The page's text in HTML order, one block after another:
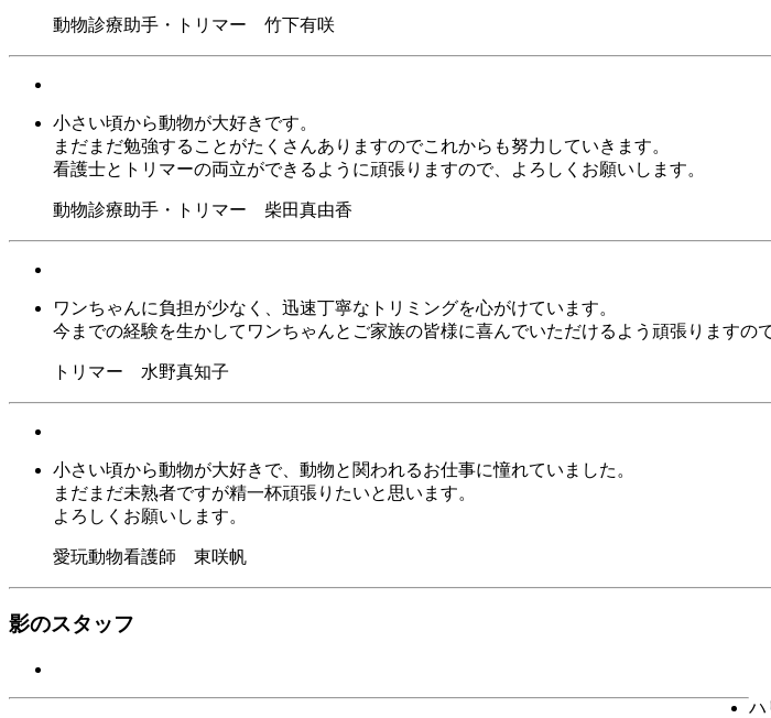
動物診療助手・トリマー 竹下有咲
小さい頃から動物が大好きです。
まだまだ勉強することがたくさんありますのでこれからも努力していきます。
看護士とトリマーの両立ができるように頑張りますので、よろしくお願いします。
動物診療助手・トリマー 柴田真由香
ワンちゃんに負担が少なく、迅速丁寧なトリミングを心がけています。
今までの経験を生かしてワンちゃんとご家族の皆様に喜んでいただけるよう頑張りますの
トリマー 水野真知子
小さい頃から動物が大好きで、動物と関われるお仕事に憧れていました。
まだまだ未熟者ですが精一杯頑張りたいと思います。
よろしくお願いします。
愛玩動物看護師 東咲帆
影のスタッフ
ハ